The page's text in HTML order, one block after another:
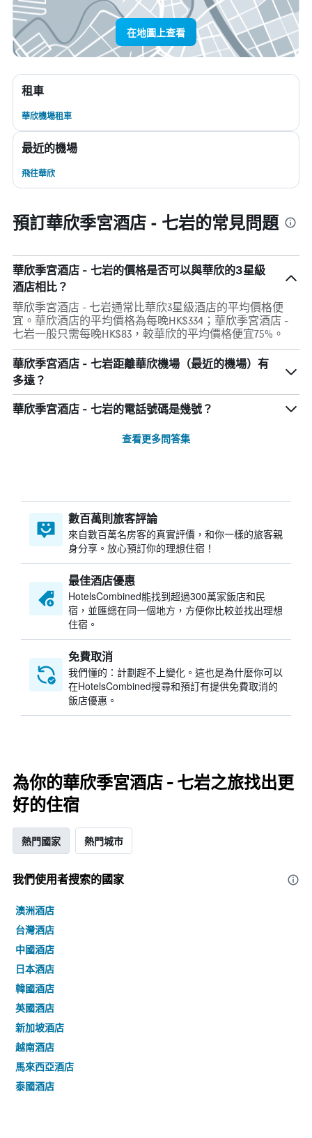
在地圖上查看
租車
華欣機場租車
最近的機場
飛往華欣
預訂華欣季宮酒店 - 七岩的常見問題
華欣季宮酒店 - 七岩的價格是否可以與華欣的3星級
酒店相比？
華欣季宮酒店 - 七岩通常比華欣3星級酒店的平均價格便
宜。華欣酒店的平均價格為每晚HK$334；華欣季宮酒店 -
七岩一般只需每晚HK$83，較華欣的平均價格便宜75%。
華欣季宮酒店 - 七岩距離華欣機場（最近的機場）有
多遠？
華欣季宮酒店 - 七岩的電話號碼是幾號？
查看更多問答集
數百萬則旅客評論
來自數百萬名房客的真實評價，和你一樣的旅客親
身分享。放心預訂你的理想住宿！
最佳酒店優惠
HotelsCombined​能找到超過300萬家飯店和民
宿，並匯總在同一個地方，方便你比較並找出理想
住宿。
免費取消
我們懂的：計劃趕不上變化。這也是為什麼你可以
在HotelsCombined搜尋和預訂有提供免費取消的
飯店優惠。
為你的華欣季宮酒店 - 七岩之旅找出更
好的住宿
熱門國家 熱門城市
我們使用者搜索的國家
澳洲酒店
台灣酒店
中國酒店
日本酒店
韓國酒店
英國酒店
新加坡酒店
越南酒店
馬來西亞酒店
泰國酒店